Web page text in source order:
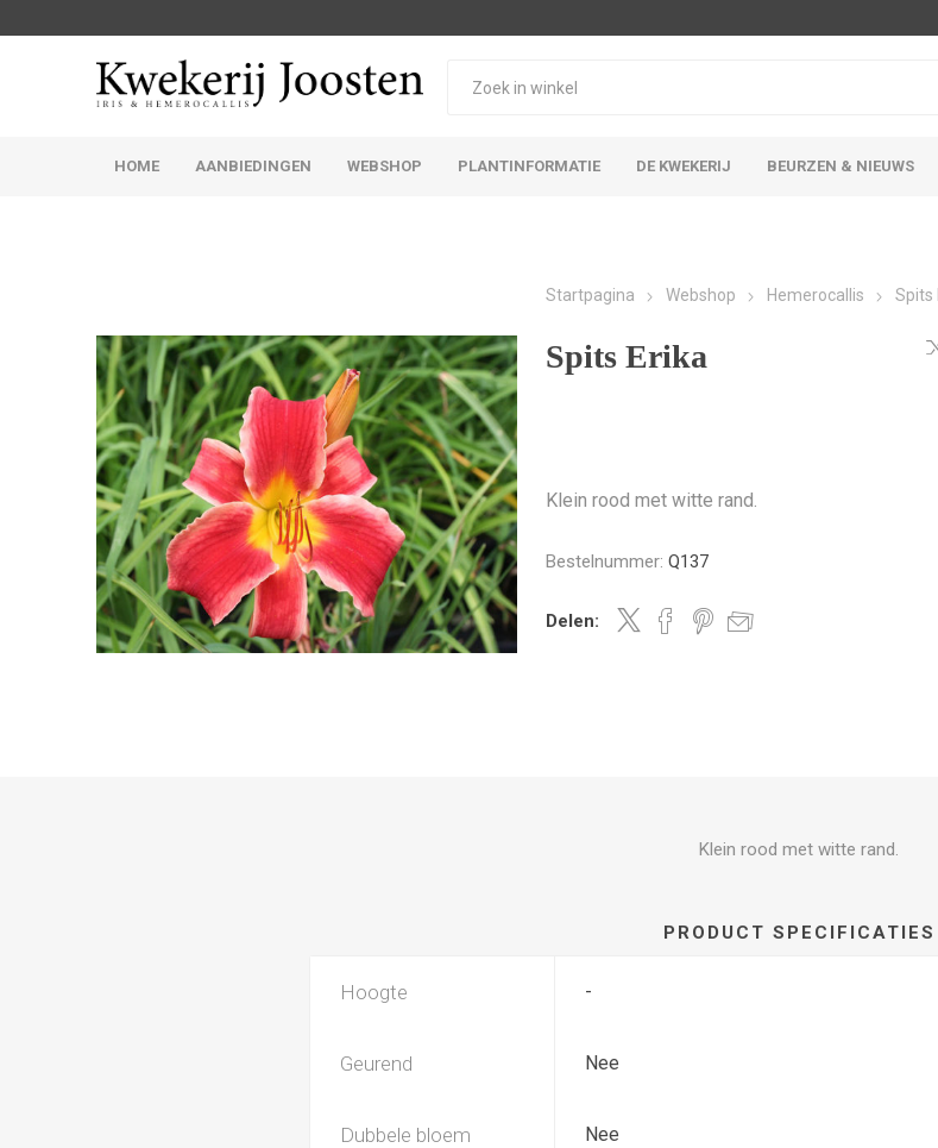
HOME AANBIEDINGEN WEBSHOP PLANTINFORMATIE DE KWEKERIJ BEURZEN & NIEUWS
Startpagina Webshop Hemerocallis Spits
Spits Erika
Klein rood met witte rand.
Bestelnummer: Q137
Delen:
Klein rood met witte rand.
PRODUCT SPECIFICATIES
Hoogte -
Geurend Nee
Dubbele bloem Nee